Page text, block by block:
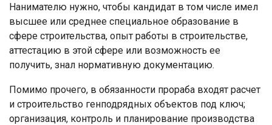
Нанимателю нужно, чтобы кандидат в том числе имел
высшее или среднее специальное образование в
сфере строительства, опыт работы в строительстве,
аттестацию в этой сфере или возможность ее
получить, знал нормативную документацию.
Помимо прочего, в обязанности прораба входят расчет
и строительство генподрядных объектов под ключ;
организация, контроль и планирование производства